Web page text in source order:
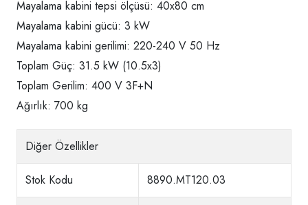
Mayalama kabini tepsi ölçüsü: 40x80 cm
Mayalama kabini gücü: 3 kW
Mayalama kabini gerilimi: 220-240 V 50 Hz
Toplam Güç: 31.5 kW (10.5x3)
Toplam Gerilim: 400 V 3F+N
Ağırlık: 700 kg
Diğer Özellikler
Stok Kodu 8890.MT120.03